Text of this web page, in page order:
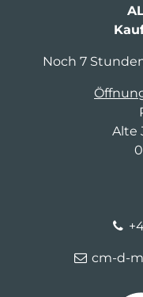
Noch 7
Alte
cm-d-